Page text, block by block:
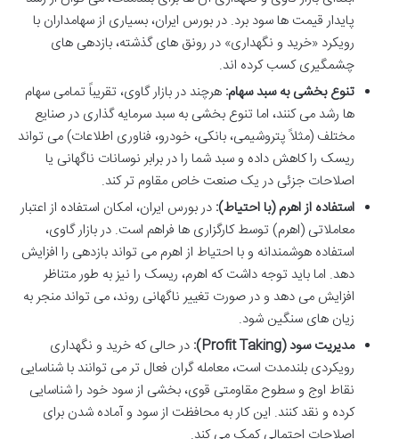
پایدار قیمت ها سود برد. در بورس ایران، بسیاری از سهامداران با
رویکرد «خرید و نگهداری» در رونق های گذشته، بازدهی های
چشمگیری کسب کرده اند.
تنوع بخشی به سبد سهام: هرچند در بازار گاوی، تقریباً تمامی سهام
ها رشد می کنند، اما تنوع بخشی به سبد سرمایه گذاری در صنایع
مختلف (مثلاً پتروشیمی، بانکی، خودرو، فناوری اطلاعات) می تواند
ریسک را کاهش داده و سبد شما را در برابر نوسانات ناگهانی یا
اصلاحات جزئی در یک صنعت خاص مقاوم تر کند.
استفاده از اهرم (با احتیاط): در بورس ایران، امکان استفاده از اعتبار
معاملاتی (اهرم) توسط کارگزاری ها فراهم است. در بازار گاوی،
استفاده هوشمندانه و با احتیاط از اهرم می تواند بازدهی را افزایش
دهد. اما باید توجه داشت که اهرم، ریسک را نیز به طور متناظر
افزایش می دهد و در صورت تغییر ناگهانی روند، می تواند منجر به
زیان های سنگین شود.
مدیریت سود (Profit Taking):
در حالی که خرید و نگهداری
رویکردی بلندمدت است، معامله گران فعال تر می توانند با شناسایی
نقاط اوج و سطوح مقاومتی قوی، بخشی از سود خود را شناسایی
کرده و نقد کنند. این کار به محافظت از سود و آماده شدن برای